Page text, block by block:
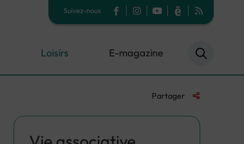
Suivez-nous FacebookInstagram
YouTubeCalaméoFlux RSS
Loisirs E-magazine
Partager Liste des liens